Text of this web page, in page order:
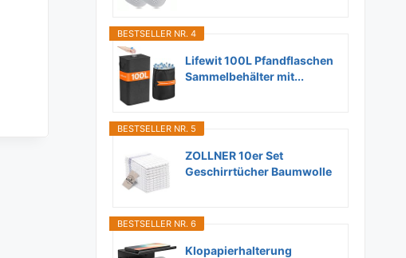
BESTSELLER NR. 4
Lifewit 100L Pfandflaschen
Sammelbehälter mit...
BESTSELLER NR. 5
ZOLLNER 10er Set
Geschirrtücher Baumwolle
BESTSELLER NR. 6
Klopapierhalterung